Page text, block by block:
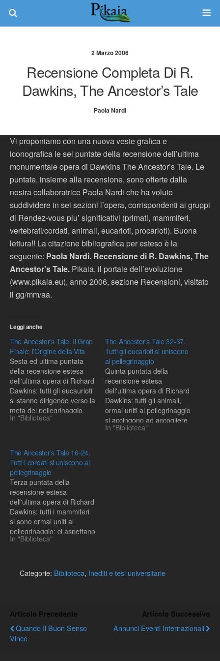
2 Marzo 2006
Recensione Completa Di R.
Dawkins, The Ancestor’s Tale
Paola Nardi
Vi proponiamo con una nuova veste grafica e
iconografica le sei puntate della recensione dell’ultima
monumentale opera di Dawkins The Ancestor’s Tale. Le
puntate, insieme alla recensione, sono offerte dalla
nostra collaboratrice Paola Nardi che ha voluto
suddividere in sei sezioni l’opera, corrispondenti ai gruppi
di Rendez-vous piu’ significativi (primati, mammiferi,
vertebrati/cordati, animali, eucarioti, procarioti). Buona
lettura!! La citazione bibliografica per esteso è la
seguente: Paola Nardi. Recensione di R. Dawkins, The
Ancestor’s Tale. Pikaia, il portale dell’evoluzione
(www.pikaia.eu), anno 2006, sezione Recensioni, visitato
il gg/mm/aa.
Leggi anche
The Ancestor’s Tale. Il Gran
Finale: l’Origine della Vita
Sesta ed ultima puntata
della recensione estesa
dell'ultima opera di Richard
Dawkins: tutti gli eucaurioti
si stanno dirigendo verso la
meta del pellegrinaggio,
pronti ad accogliere gli
vita: e' il Regno delle
Monere.... Eravamo rimasti
a circa 2 miliardi di anni fa,
quando…
In "Biblioteca"
The Ancestor’s Tale 32-37.
Tutti gli eucarioti si uniscono
al pellegrinaggio
Quinta puntata della
recensione estesa
dell'ultima opera di Richard
Dawkins: tutti gli animali,
ormai uniti al pellegrinaggio
si accingono ad accogliere
gli esseri viventi con cui
In "Biblioteca"
The Ancestor’s Tale 16-24.
Tutti i cordati si uniscono al
pellegrinaggio
Terza puntata della
recensione estesa
dell'ultima opera di Richard
Dawkins: tutti i mammiferi
si sono ormai uniti al
pellegrinaggio; ci aspettano
importanti Rendez-vous,
antenati con cui dividiamo il
phylum.... Ci eravamo
Pangea costituiva ancora
un…
In "Biblioteca"
Categorie: Biblioteca, Inediti e tesi universitarie
Articolo Precedente
Quando Il Buon Senso
Vince
Articolo Successivo
Annunci Eventi Internazionali